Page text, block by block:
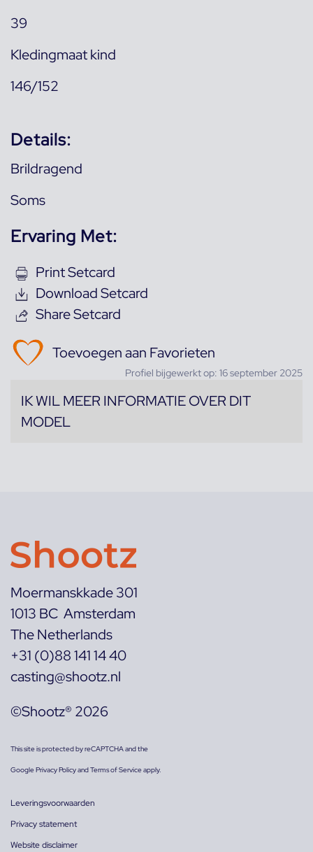
39
Kledingmaat kind
146/152
Details:
Brildragend
Soms
Ervaring Met:
Print Setcard
Download Setcard
Share Setcard
Toevoegen aan Favorieten
Profiel bijgewerkt op: 16 september 2025
IK WIL MEER INFORMATIE OVER DIT
MODEL
Moermanskkade 301
1013 BC Amsterdam
The Netherlands
+31 (0)88 141 14 40
casting@shootz.nl
©Shootz® 2026
This site is protected by reCAPTCHA and the
GooglePrivacy PolicyandTerms of Serviceapply.
Leveringsvoorwaarden
Privacy statement
Website disclaimer